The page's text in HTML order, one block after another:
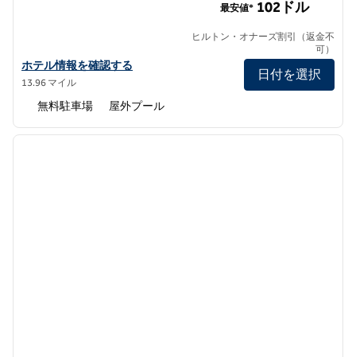
ヒルトン・ガーデン・イン・アーバイン・イースト/レイクフォレ
ホテル情報を確認する
13.96 マイル
最安値* 102ドル
ヒルトン・オナーズ割引（返金不
可）
日付を選択
無料駐車場 屋外プール
1/12
次の